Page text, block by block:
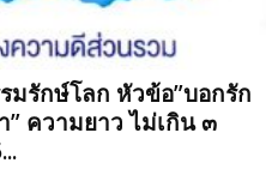
มรักษ์โลก หัวข้อ”บอกรัก
” ความยาว ไม่เกิน ๓